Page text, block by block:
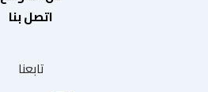
اتصل بنا
تابعنا